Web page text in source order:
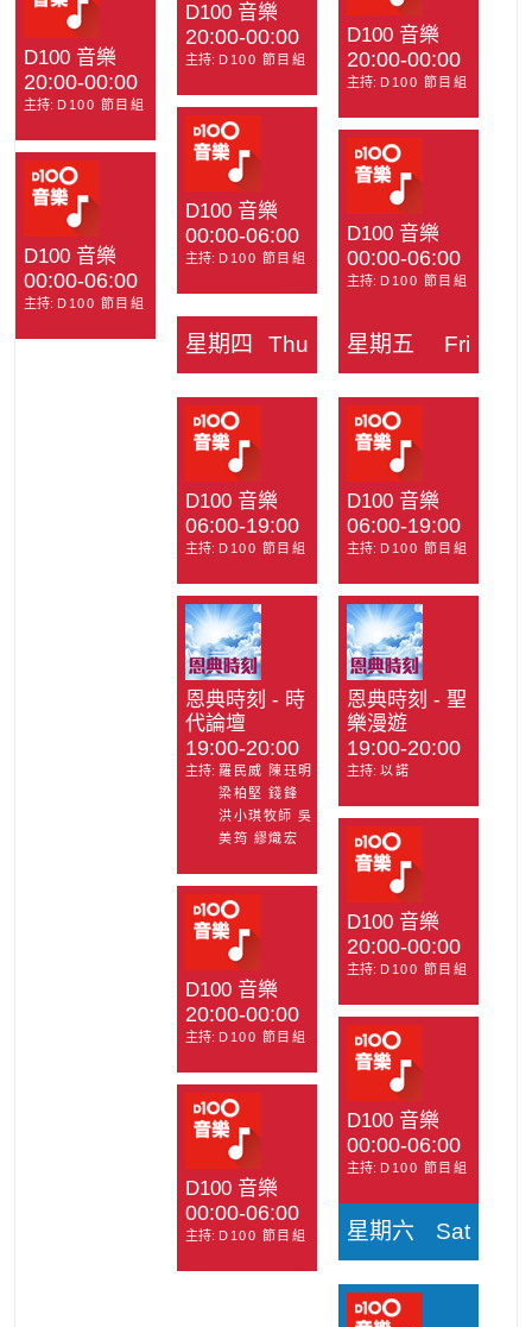
D100 音樂
20:00-00:00
主持: D100 節目組
D100 音樂
00:00-06:00
主持: D100 節目組
D100 音樂
20:00-00:00
主持: D100 節目組
D100 音樂
00:00-06:00
主持: D100 節目組
D100 音樂
20:00-00:00
主持: D100 節目組
D100 音樂
00:00-06:00
主持: D100 節目組
星期四 Thu
D100 音樂
06:00-19:00
主持: D100 節目組
恩典時刻 - 時
代論壇
19:00-20:00
主持: 羅民威 陳珏明
梁柏堅 錢鋒
洪小琪牧師 吳
美筠 繆熾宏
D100 音樂
20:00-00:00
主持: D100 節目組
D100 音樂
00:00-06:00
主持: D100 節目組
星期五 Fri
D100 音樂
06:00-19:00
主持: D100 節目組
恩典時刻 - 聖
樂漫遊
19:00-20:00
主持: 以諾
D100 音樂
20:00-00:00
主持: D100 節目組
D100 音樂
00:00-06:00
主持: D100 節目組
星期六 Sat